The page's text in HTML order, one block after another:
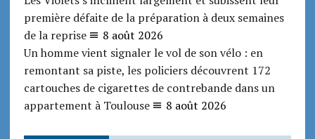
première défaite de la préparation à deux semaines
de la reprise
8 août 2026
Un homme vient signaler le vol de son vélo : en
remontant sa piste, les policiers découvrent 172
cartouches de cigarettes de contrebande dans un
appartement à Toulouse
8 août 2026